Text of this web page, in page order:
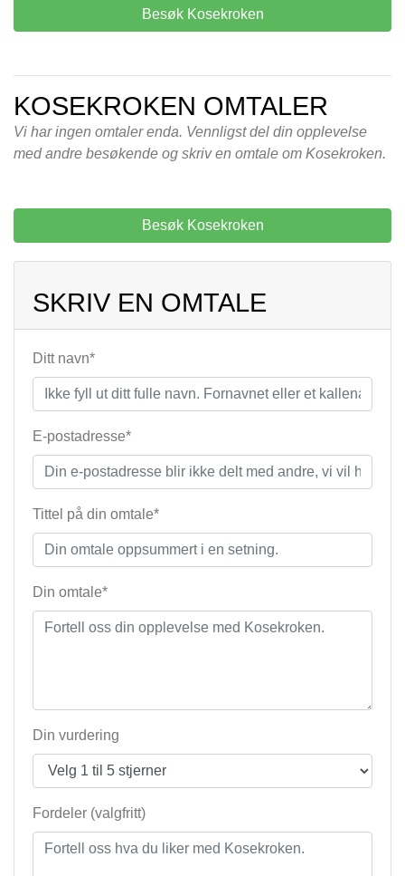
Besøk Kosekroken
KOSEKROKEN OMTALER
Vi har ingen omtaler enda. Vennligst del din opplevelse
med andre besøkende og skriv en omtale om Kosekroken.
Besøk Kosekroken
SKRIV EN OMTALE
Ditt navn*
E-postadresse*
Tittel på din omtale*
Din omtale*
Din vurdering
Fordeler (valgfritt)